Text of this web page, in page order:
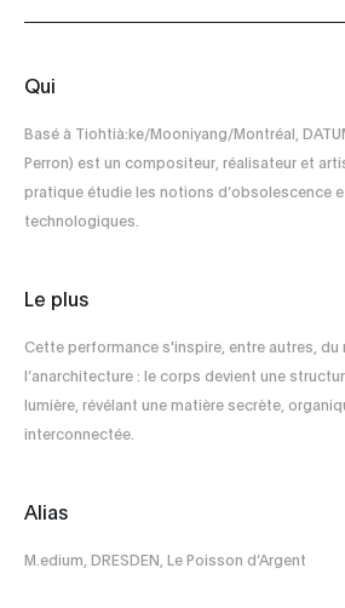
Qui
Basé à Tiohtià:ke/Mooniyang/Montréal,
Perron) est un compositeur, réalisateur et
pratique étudie les notions d’obsolescence
technologiques.
Le plus
Cette performance s'inspire, entre autres, du
l’anarchitecture : le corps devient une
lumière, révélant une matière secrète,
interconnectée.
Alias
M.edium, DRESDEN, Le Poisson d’Argent